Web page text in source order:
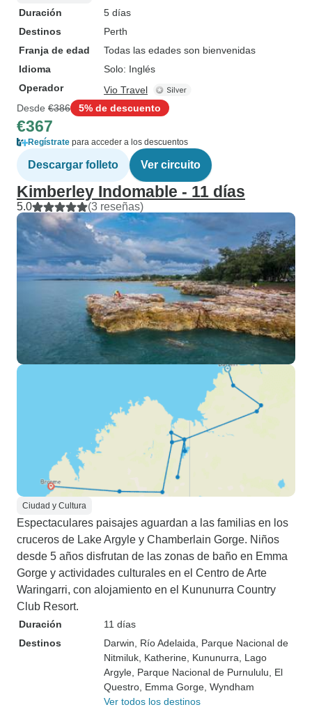
Duración
5 días
Destinos
Perth
Franja de edad
Todas las edades son bienvenidas
Idioma
Solo: Inglés
Operador
Vio Travel
Desde €386 5% de descuento
€367
Regístrate para acceder a los descuentos
Descargar folleto Ver circuito
Kimberley Indomable - 11 días
5.0 (3 reseñas)
Ciudad y Cultura
Espectaculares paisajes aguardan a las familias en los
cruceros de Lake Argyle y Chamberlain Gorge. Niños
desde 5 años disfrutan de las zonas de baño en Emma
Gorge y actividades culturales en el Centro de Arte
Waringarri, con alojamiento en el Kununurra Country
Club Resort.
Duración
11 días
Destinos
Darwin , Río Adelaida , Parque Nacional de
Nitmiluk , Katherine , Kununurra , Lago
Argyle , Parque Nacional de Purnululu , El
Questro , Emma Gorge , Wyndham
Ver todos los destinos